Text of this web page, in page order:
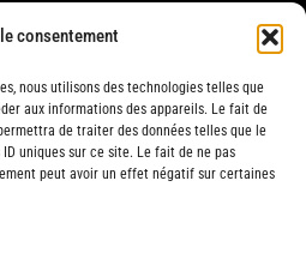
consentement
nous utilisons des technologies telles que
aux informations des appareils. Le fait de
de traiter des données telles que le
uniques sur ce site. Le fait de ne pas
peut avoir un effet négatif sur certaines
- Zürich Unterstrass
- Zürich Wiedikon